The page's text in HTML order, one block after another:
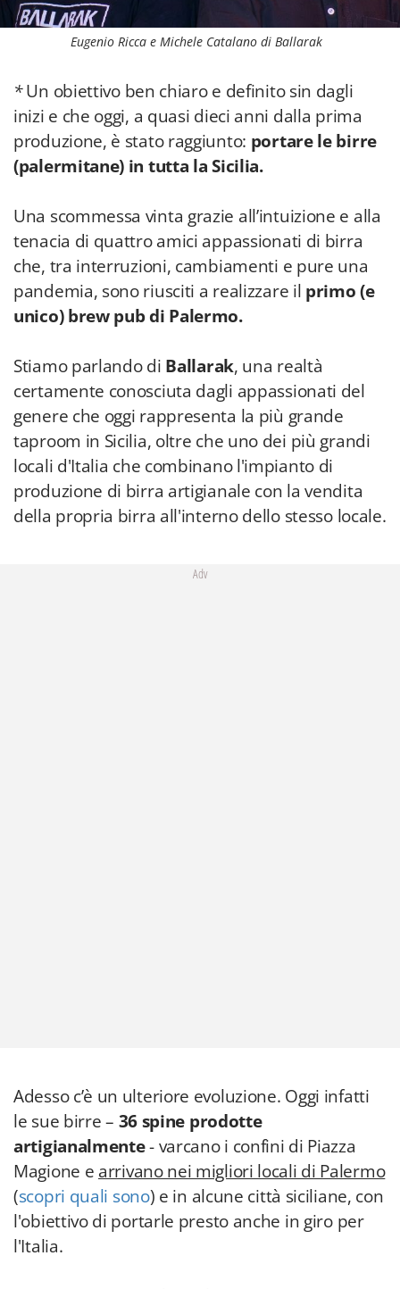
Eugenio Ricca e Michele Catalano di Ballarak
*Un obiettivo ben chiaro e definito sin dagli
inizi e che oggi, a quasi dieci anni dalla prima
produzione, è stato raggiunto: portare le birre
(palermitane) in tutta la Sicilia.
Una scommessa vinta grazie all’intuizione e alla
tenacia di quattro amici appassionati di birra
che, tra interruzioni, cambiamenti e pure una
pandemia, sono riusciti a realizzare il primo (e
unico) brew pub di Palermo.
Stiamo parlando di Ballarak, una realtà
certamente conosciuta dagli appassionati del
genere che oggi rappresenta la più grande
taproom in Sicilia, oltre che uno dei più grandi
locali d'Italia che combinano l'impianto di
produzione di birra artigianale con la vendita
della propria birra all'interno dello stesso locale.
Adv
Adesso c’è un ulteriore evoluzione. Oggi infatti
le sue birre – 36 spine prodotte
artigianalmente- varcano i confini di Piazza
Magione e arrivano nei migliori locali di Palermo
(scopri quali sono) e in alcune città siciliane, con
l'obiettivo di portarle presto anche in giro per
l'Italia.